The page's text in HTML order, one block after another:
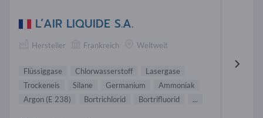
L’AIR LIQUIDE S.A.
Hersteller Frankreich Weltweit
Flüssiggase Chlorwasserstoff
Lasergase
Trockeneis
Silane Germanium
Ammoniak
Argon (E 238)
Bortrichlorid Bortrifluorid ...